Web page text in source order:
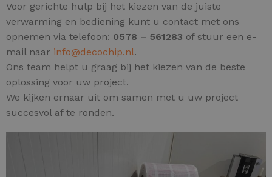
Voor gerichte hulp bij het kiezen van de juiste
verwarming en bediening kunt u contact met ons
opnemen via telefoon: 0578 – 561283 of stuur een e-
mail naar info@decochip.nl.
Ons team helpt u graag bij het kiezen van de beste
oplossing voor uw project.
We kijken ernaar uit om samen met u uw project
succesvol af te ronden.